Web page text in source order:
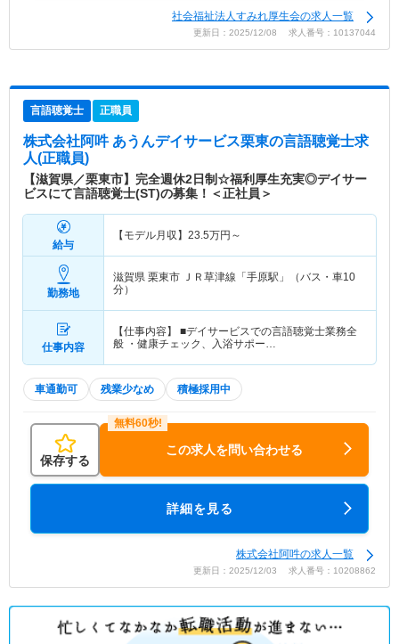
社会福祉法人すみれ厚生会の求人一覧
更新日：2025/12/08 求人番号：10137044
言語聴覚士 正職員
株式会社阿吽 あうんデイサービス栗東の言語聴覚士求
人(正職員)
【滋賀県／栗東市】完全週休2日制☆福利厚生充実◎デイサー
ビスにて言語聴覚士(ST)の募集！＜正社員＞
給与
【モデル月収】 23.5万円～
勤務地
滋賀県 栗東市 ＪＲ草津線「手原駅」（バス・車10
分）
仕事内容
【仕事内容】 ■デイサービスでの言語聴覚士業務全
般 ・健康チェック、入浴サポー…
車通勤可 残業少なめ 積極採用中
保存する
この求人を問い合わせる
詳細を見る
株式会社阿吽の求人一覧
更新日：2025/12/03 求人番号：10208862